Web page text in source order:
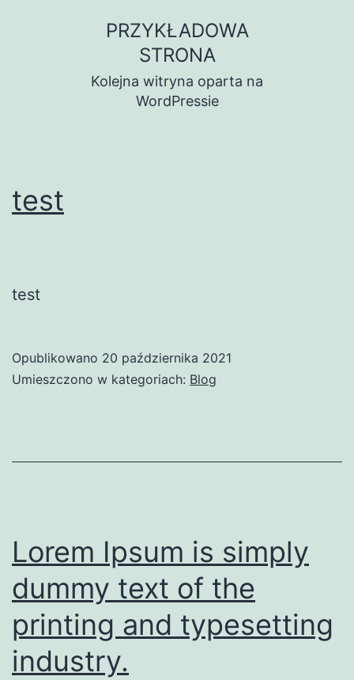
PRZYKŁADOWA
STRONA
Kolejna witryna oparta na
WordPressie
test
test
Opublikowano 20 października 2021
Umieszczono w kategoriach: Blog
Lorem Ipsum is simply
dummy text of the
printing and typesetting
industry.